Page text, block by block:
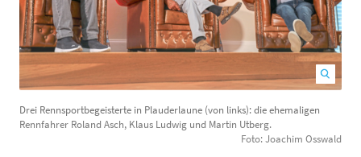
Drei Rennsportbegeisterte in Plauderlaune (von links): die ehemaligen
Rennfahrer Roland Asch, Klaus Ludwig und Martin Utberg.
Foto: Joachim Osswald